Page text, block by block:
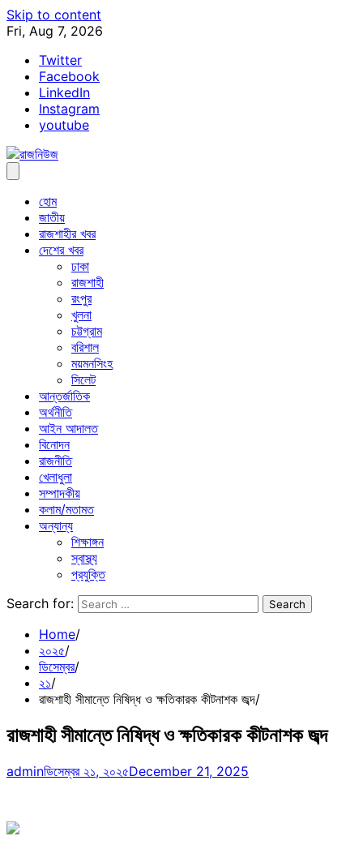
Skip to content
Fri, Aug 7, 2026
Twitter
Facebook
LinkedIn
Instagram
youtube
হোম
জাতীয়
রাজশাহীর খবর
দেশের খবর
ঢাকা
রাজশাহী
রংপুর
খুলনা
চট্টগ্রাম
বরিশাল
ময়মনসিংহ
সিলেট
আন্তর্জাতিক
অর্থনীতি
আইন আদালত
বিনোদন
রাজনীতি
খেলাধুলা
সম্পাদকীয়
কলাম/মতামত
অন্যান্য
শিক্ষাঙ্গন
স্বাস্থ্য
প্রযুক্তি
Search for:
Home
২০২৫
ডিসেম্বর
২১
রাজশাহী সীমান্তে নিষিদ্ধ ও ক্ষতিকারক কীটনাশক জব্দ
রাজশাহী সীমান্তে নিষিদ্ধ ও ক্ষতিকারক কীটনাশক জব্দ
adminডিসেম্বর ২১, ২০২৫December 21, 2025